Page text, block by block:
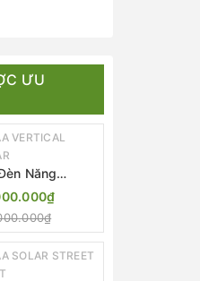
ƯU
VERTICAL
Năng
Mặt Trời Dọc
Minh ZSR-
360 | ZALAA
SOLAR STREET